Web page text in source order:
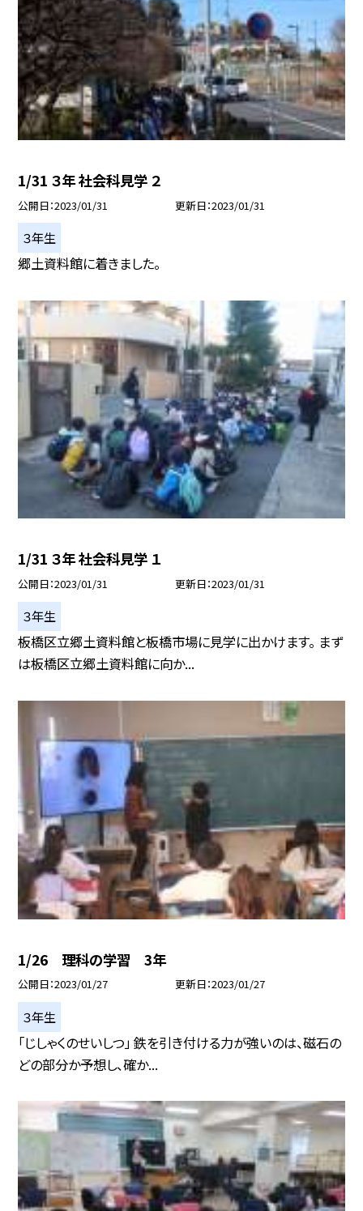
1/31 ３年 社会科見学 ２
公開日 2023/01/31 更新日 2023/01/31
３年生
郷土資料館に着きました。
1/31 ３年 社会科見学 １
公開日 2023/01/31 更新日 2023/01/31
３年生
板橋区立郷土資料館と板橋市場に見学に出かけます。 まず
は板橋区立郷土資料館に向か...
1/26 理科の学習 3年
公開日 2023/01/27 更新日 2023/01/27
３年生
「じしゃくのせいしつ」 鉄を引き付ける力が強いのは、磁石の
どの部分か予想し、確か...